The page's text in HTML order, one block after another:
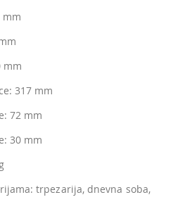
mm
mm
317 mm
72 mm
30 mm
trpezarija, dnevna soba,